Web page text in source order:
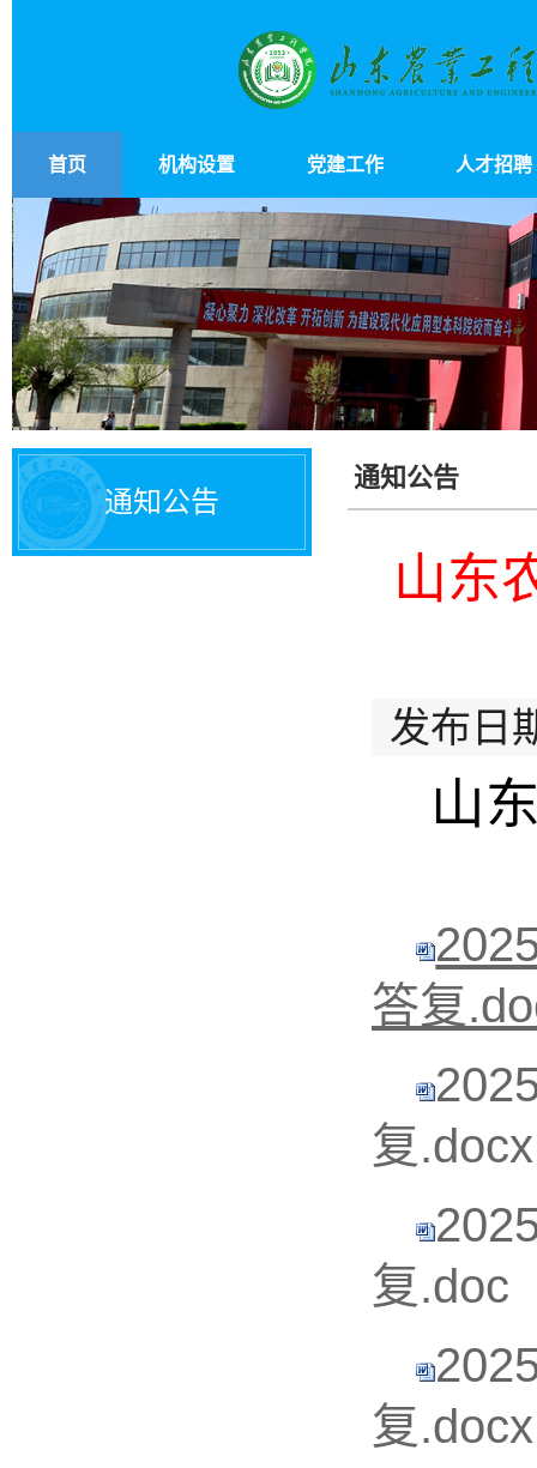
首页 机构设置 党建工作 人才招聘
通知公告
通知公告
山东
发布
山
答复
复.docx
复.doc
复.docx